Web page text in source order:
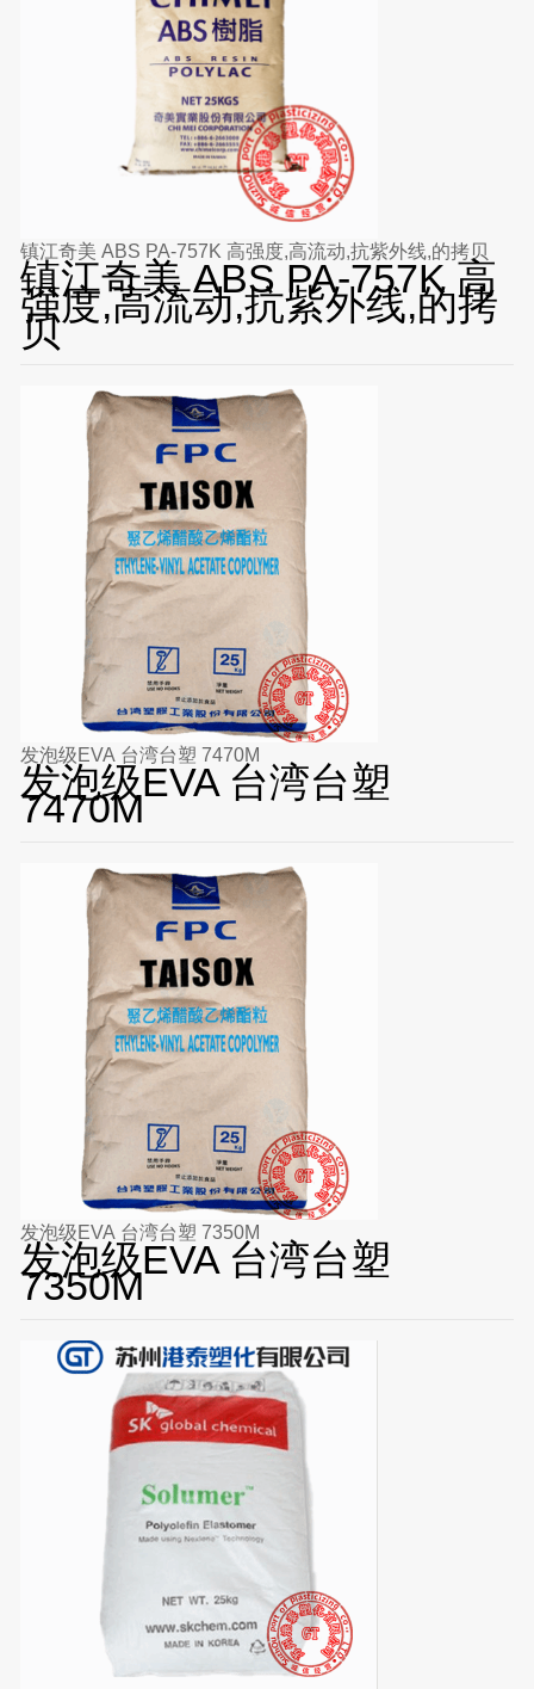
镇江奇美 ABS PA-757K 高强度,高流动,抗紫外线,的拷贝
镇江奇美 ABS PA-757K 高
强度,高流动,抗紫外线,的拷
贝
发泡级EVA 台湾台塑 7470M
发泡级EVA 台湾台塑
7470M
发泡级EVA 台湾台塑 7350M
发泡级EVA 台湾台塑
7350M